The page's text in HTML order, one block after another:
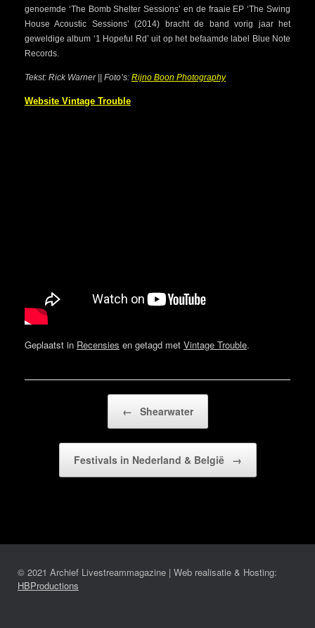
genoemde ‘The Bomb Shelter Sessions’ en de fraaie EP ‘The Swing
House Acoustic Sessions’ (2014) bracht de band vorig jaar het
geweldige album ‘1 Hopeful Rd’ uit op het befaamde label Blue Note
Records.
Tekst: Rick Warner || Foto’s: Rijno Boon Photography
Website Vintage Trouble
Geplaatst in Recensies en getagd met Vintage Trouble.
← Shearwater
Festivals in Nederland & België →
© 2021 Archief Livestreammagazine | Web realisatie & Hosting:
HBProductions